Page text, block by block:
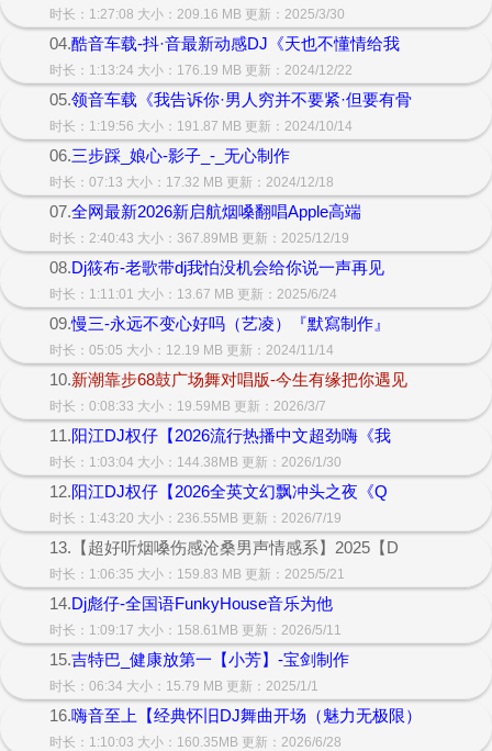
时长：1:27:08 大小：209.16 MB 更新：2025/3/30
04.酷音车载-抖·音最新动感DJ《天也不懂情给我
时长：1:13:24 大小：176.19 MB 更新：2024/12/22
05.领音车载《我告诉你·男人穷并不要紧·但要有骨
时长：1:19:56 大小：191.87 MB 更新：2024/10/14
06.三步踩_娘心-影子_-_无心制作
时长：07:13 大小：17.32 MB 更新：2024/12/18
07.全网最新2026新启航烟嗓翻唱Apple高端
时长：2:40:43 大小：367.89MB 更新：2025/12/19
08.Dj筱布-老歌带dj我怕没机会给你说一声再见
时长：1:11:01 大小：13.67 MB 更新：2025/6/24
09.慢三-永远不变心好吗（艺凌）『默寫制作』
时长：05:05 大小：12.19 MB 更新：2024/11/14
10.新潮靠步68鼓广场舞对唱版-今生有缘把你遇见
时长：0:08:33 大小：19.59MB 更新：2026/3/7
11.阳江DJ权仔【2026流行热播中文超劲嗨《我
时长：1:03:04 大小：144.38MB 更新：2026/1/30
12.阳江DJ权仔【2026全英文幻飘冲头之夜《Q
时长：1:43:20 大小：236.55MB 更新：2026/7/19
13.【超好听烟嗓伤感沧桑男声情感系】2025【D
时长：1:06:35 大小：159.83 MB 更新：2025/5/21
14.Dj彪仔-全国语FunkyHouse音乐为他
时长：1:09:17 大小：158.61MB 更新：2026/5/11
15.吉特巴_健康放第一【小芳】-宝剑制作
时长：06:34 大小：15.79 MB 更新：2025/1/1
16.嗨音至上【经典怀旧DJ舞曲开场（魅力无极限）
时长：1:10:03 大小：160.35MB 更新：2026/6/28